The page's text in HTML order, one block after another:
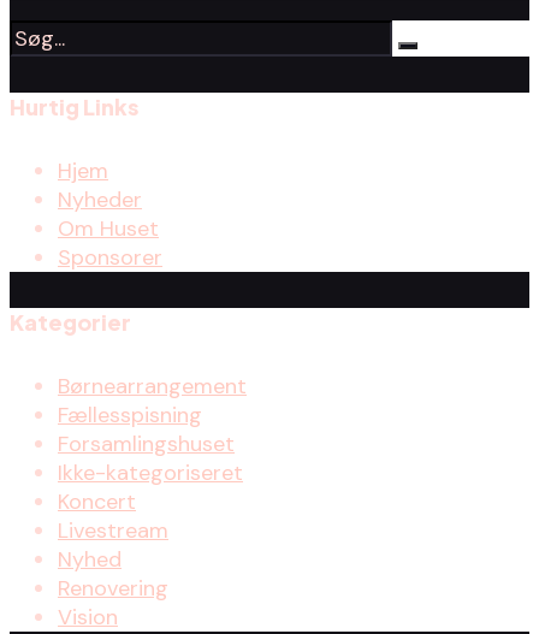
Hurtig Links
Hjem
Nyheder
Om Huset
Sponsorer
Kategorier
Børnearrangement
Fællesspisning
Forsamlingshuset
Ikke-kategoriseret
Koncert
Livestream
Nyhed
Renovering
Vision